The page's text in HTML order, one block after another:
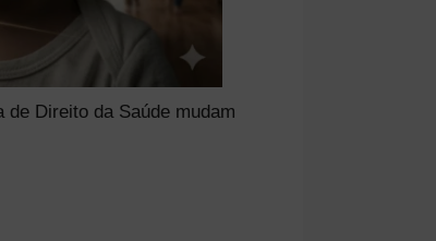
Direito da Saúde mudam